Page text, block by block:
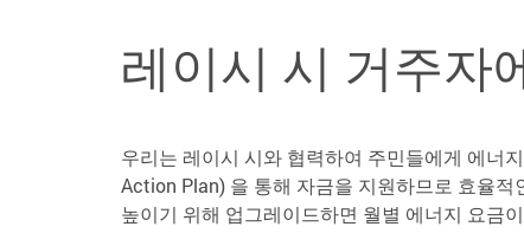
레이시 시 거주자
우리는 레이시 시와 협력하여 주민들에게 에너
Action Plan) 을 통해 자금을 지원하므로 효율적
높이기 위해 업그레이드하면 월별 에너지 요금